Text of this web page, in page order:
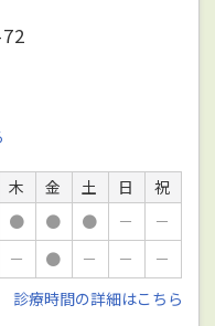
木 金 土 日
祝
● ● ● －
－
－ ● － －
－
診療時間の詳細はこちら